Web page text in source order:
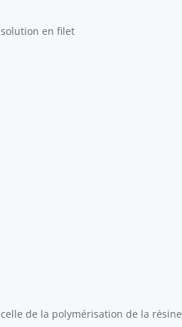
en filet
de la polymérisation de la résine